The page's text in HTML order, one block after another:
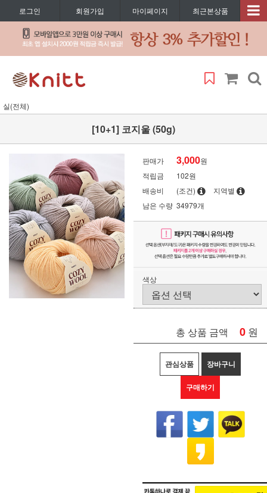
로그인 회원가입 마이페이지 최근본상품
실(전체)
[10+1] 코지울 (50g)
판매가 3,000원
적립금
102원
배송비
(조건)
지역별
남은 수량 34979개
색상
총 상품 금액 0 원
관심상품 장바구니
구매하기